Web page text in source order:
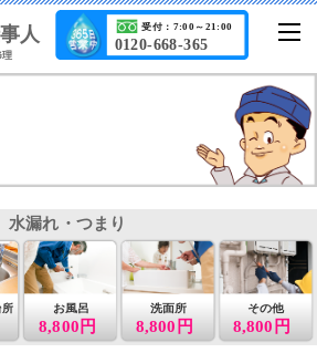
人
理
0120-668-365
受付：7:00～21:00
所 お風呂
8,800円
洗面所
8,800円
その他
8,800円
水漏れ・つまり